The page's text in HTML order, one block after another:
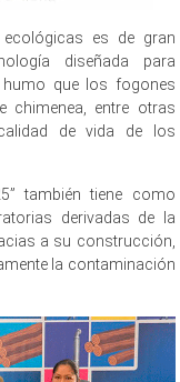
es de gran
diseñada para
que los fogones
chimenea, entre otras
de vida de los
también tiene como
derivadas de la
a su construcción,
la contaminación